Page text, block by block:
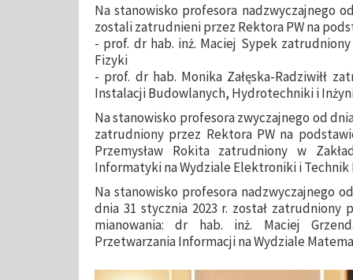
Na stanowisko profesora nadzwyczajnego
zostali zatrudnieni przez Rektora PW na
- prof. dr hab. inż. Maciej Sypek
Fizyki
- prof. dr hab. Monika Załęska-Radziwiłł
Instalacji Budowlanych, Hydrotechniki i
Na stanowisko profesora zwyczajnego od
zatrudniony przez Rektora PW na
Przemysław Rokita zatrudniony w
Informatyki na Wydziale Elektroniki i
Na stanowisko profesora nadzwyczajnego
dnia 31 stycznia 2023 r. został
mianowania: dr hab. inż. Maciej
Przetwarzania Informacji na Wydziale